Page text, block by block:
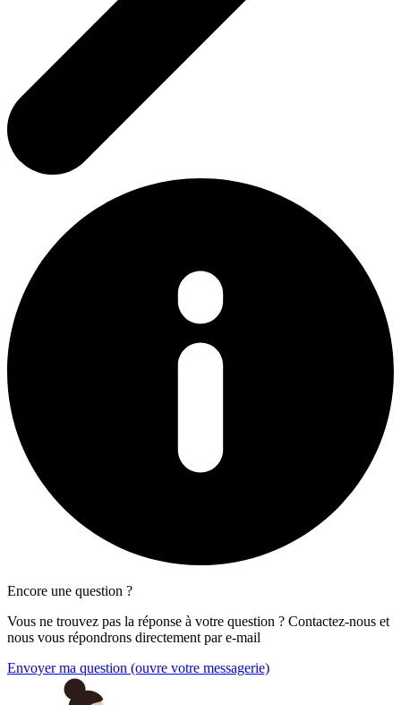
Encore une question ?
Vous ne trouvez pas la réponse à votre question ? Contactez-nous et
nous vous répondrons directement par e-mail
Envoyer ma question (ouvre votre messagerie)